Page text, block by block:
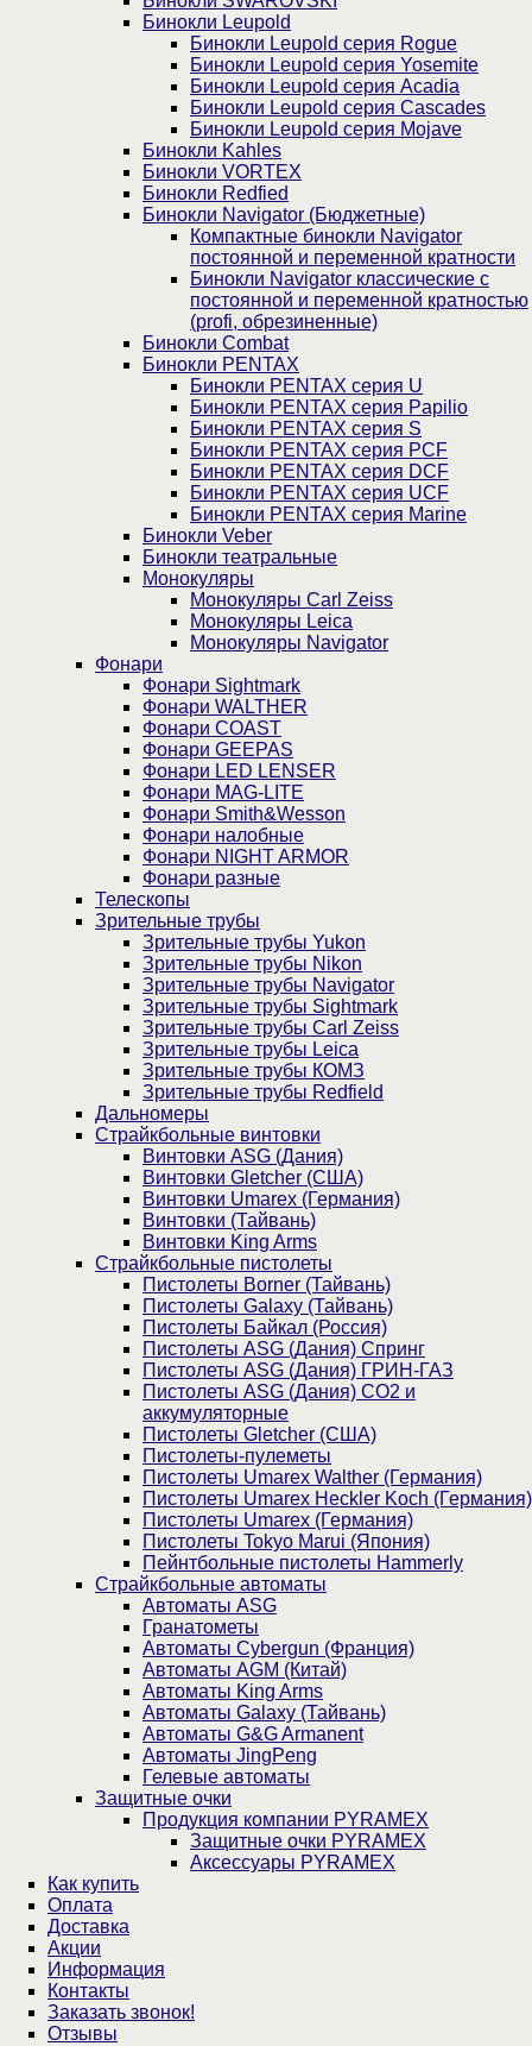
Бинокли Leupold
Бинокли Leupold серия Rogue
Бинокли Leupold серия Yosemite
Бинокли Leupold серия Acadia
Бинокли Leupold серия Cascades
Бинокли Leupold серия Mojave
Бинокли Kahles
Бинокли VORTEX
Бинокли Redfied
Бинокли Navigator (Бюджетные)
Компактные бинокли Navigator
постоянной и переменной кратности
Бинокли Navigator классические с
постоянной и переменной кратностью
(profi, обрезиненные)
Бинокли Combat
Бинокли PENTAX
Бинокли PENTAX серия U
Бинокли PENTAX серия Papilio
Бинокли PENTAX серия S
Бинокли PENTAX серия PCF
Бинокли PENTAX серия DCF
Бинокли PENTAX серия UCF
Бинокли PENTAX серия Marine
Бинокли Veber
Бинокли театральные
Монокуляры
Монокуляры Carl Zeiss
Монокуляры Leica
Монокуляры Navigator
Фонари
Фонари Sightmark
Фонари WALTHER
Фонари COAST
Фонари GEEPAS
Фонари LED LENSER
Фонари MAG-LITE
Фонари Smith&Wesson
Фонари налобные
Фонари NIGHT ARMOR
Фонари разные
Телескопы
Зрительные трубы
Зрительные трубы Yukon
Зрительные трубы Nikon
Зрительные трубы Navigator
Зрительные трубы Sightmark
Зрительные трубы Carl Zeiss
Зрительные трубы Leica
Зрительные трубы КОМЗ
Зрительные трубы Redfield
Дальномеры
Страйкбольные винтовки
Винтовки ASG (Дания)
Винтовки Gletcher (США)
Винтовки Umarex (Германия)
Винтовки (Тайвань)
Винтовки King Arms
Страйкбольные пистолеты
Пистолеты Borner (Тайвань)
Пистолеты Galaxy (Тайвань)
Пистолеты Байкал (Россия)
Пистолеты ASG (Дания) Спринг
Пистолеты ASG (Дания) ГРИН-ГАЗ
Пистолеты ASG (Дания) CO2 и
аккумуляторные
Пистолеты Gletcher (США)
Пистолеты-пулеметы
Пистолеты Umarex Walther (Германия)
Пистолеты Umarex Heckler Koch (Германия)
Пистолеты Umarex (Германия)
Пистолеты Tokyo Marui (Япония)
Пейнтбольные пистолеты Hammerly
Страйкбольные автоматы
Автоматы ASG
Гранатометы
Автоматы Cybergun (Франция)
Автоматы AGM (Китай)
Автоматы King Arms
Автоматы Galaxy (Тайвань)
Автоматы G&G Armanent
Автоматы JingPeng
Гелевые автоматы
Защитные очки
Продукция компании PYRAMEX
Защитные очки PYRAMEX
Аксессуары PYRAMEX
Как купить
Оплата
Доставка
Акции
Информация
Контакты
Заказать звонок!
Отзывы